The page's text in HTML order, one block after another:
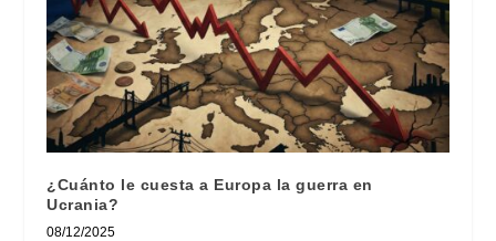
¿Cuánto le cuesta a Europa la guerra en
Ucrania?
08/12/2025